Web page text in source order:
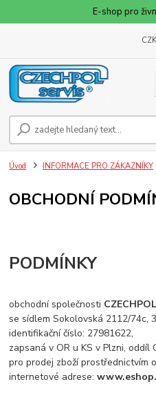
E-shop pro
Úvod INFORMACE PRO ZÁKAZNÍKY
OBCHODNÍ
PODMÍNKY
obchodní společnosti
se sídlem Sokolovská 2112/
identifikační číslo: 27981622,
zapsaná v OR u KS v Plzni,
pro prodej zboží prostřednictvím
internetové adrese: